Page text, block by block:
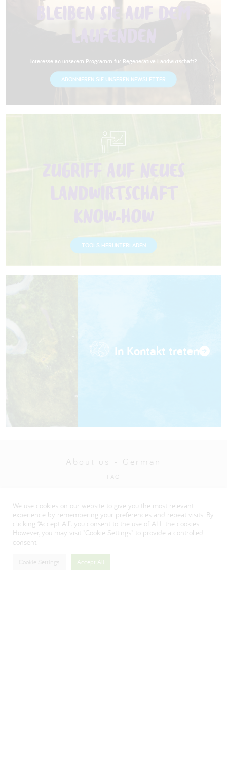
BLEIBEN SIE AUF DEM
Interesse an unserem Programm für Regenerative Landwirtschaft?
ABONNIEREN SIE UNSEREN NEWSLETTER
ZUGRIFF AUF NEUES
KNOW-HOW
TOOLS HERUNTERLADEN
In Kontakt treten
About us - German
FAQ
Visit our Danone corporate website
We use cookies on our website to give you the most relevant
experience by remembering your preferences and repeat visits. By
clicking “Accept All”, you consent to the use of ALL the cookies.
However, you may visit "Cookie Settings" to provide a controlled
consent.
Cookie Settings Accept All